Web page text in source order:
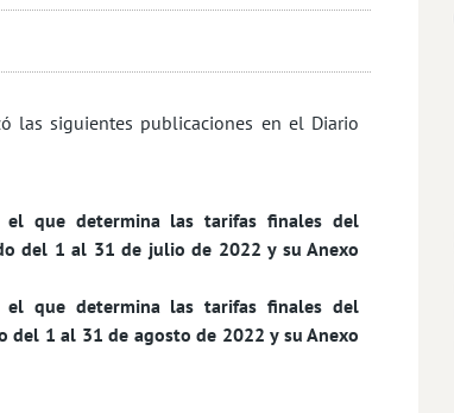
las siguientes publicaciones en el Diario
el que determina las tarifas finales del
del 1 al 31 de julio de 2022 y su Anexo
el que determina las tarifas finales del
1 al 31 de agosto de 2022 y su Anexo